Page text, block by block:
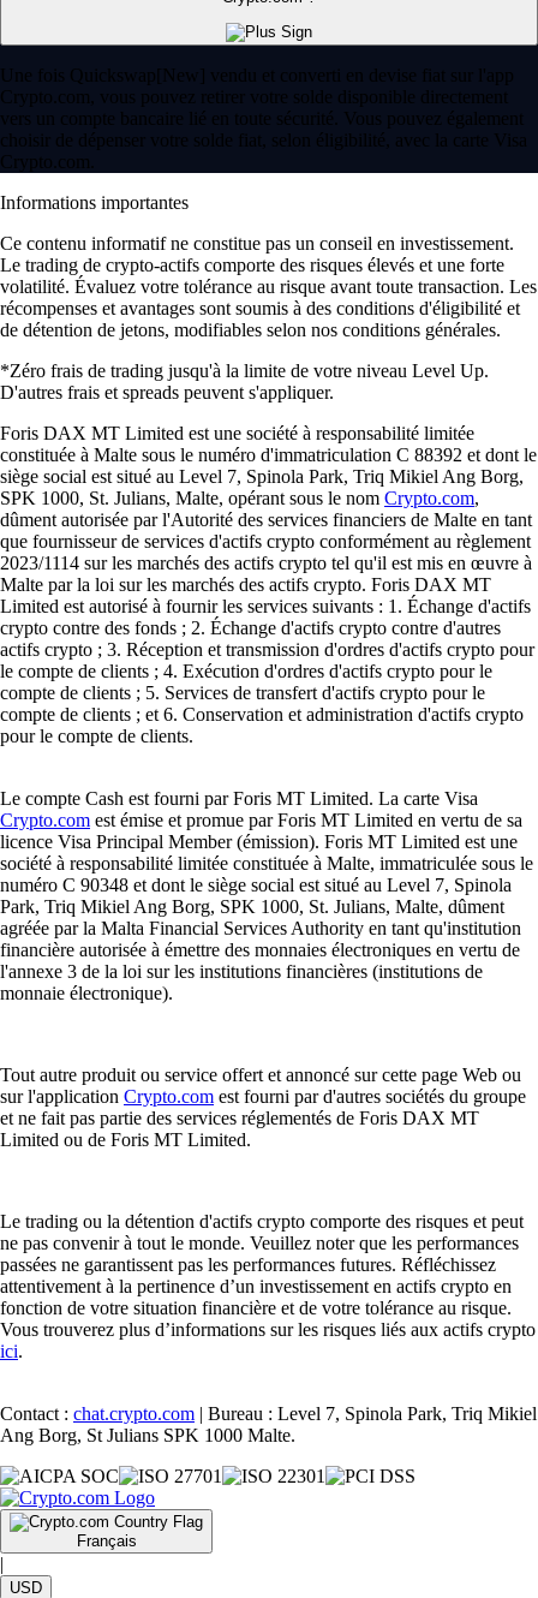
Une fois Quickswap[New] vendu et converti en devise fiat sur l'app
Crypto.com, vous pouvez retirer votre solde disponible directement
vers un compte bancaire lié en toute sécurité. Vous pouvez également
choisir de dépenser votre solde fiat, selon éligibilité, avec la carte Visa
Crypto.com.
Informations importantes
Ce contenu informatif ne constitue pas un conseil en investissement.
Le trading de crypto-actifs comporte des risques élevés et une forte
volatilité. Évaluez votre tolérance au risque avant toute transaction. Les
récompenses et avantages sont soumis à des conditions d'éligibilité et
de détention de jetons, modifiables selon nos conditions générales.
*Zéro frais de trading jusqu'à la limite de votre niveau Level Up.
D'autres frais et spreads peuvent s'appliquer.
Foris DAX MT Limited est une société à responsabilité limitée
constituée à Malte sous le numéro d'immatriculation C 88392 et dont le
siège social est situé au Level 7, Spinola Park, Triq Mikiel Ang Borg,
SPK 1000, St. Julians, Malte, opérant sous le nom Crypto.com,
dûment autorisée par l'Autorité des services financiers de Malte en tant
que fournisseur de services d'actifs crypto conformément au règlement
2023/1114 sur les marchés des actifs crypto tel qu'il est mis en œuvre à
Malte par la loi sur les marchés des actifs crypto. Foris DAX MT
Limited est autorisé à fournir les services suivants : 1. Échange d'actifs
crypto contre des fonds ; 2. Échange d'actifs crypto contre d'autres
actifs crypto ; 3. Réception et transmission d'ordres d'actifs crypto pour
le compte de clients ; 4. Exécution d'ordres d'actifs crypto pour le
compte de clients ; 5. Services de transfert d'actifs crypto pour le
compte de clients ; et 6. Conservation et administration d'actifs crypto
pour le compte de clients.
Le compte Cash est fourni par Foris MT Limited. La carte Visa
Crypto.com est émise et promue par Foris MT Limited en vertu de sa
licence Visa Principal Member (émission). Foris MT Limited est une
société à responsabilité limitée constituée à Malte, immatriculée sous le
numéro C 90348 et dont le siège social est situé au Level 7, Spinola
Park, Triq Mikiel Ang Borg, SPK 1000, St. Julians, Malte, dûment
agréée par la Malta Financial Services Authority en tant qu'institution
financière autorisée à émettre des monnaies électroniques en vertu de
l'annexe 3 de la loi sur les institutions financières (institutions de
monnaie électronique).
Tout autre produit ou service offert et annoncé sur cette page Web ou
sur l'application Crypto.com est fourni par d'autres sociétés du groupe
et ne fait pas partie des services réglementés de Foris DAX MT
Limited ou de Foris MT Limited.
Le trading ou la détention d'actifs crypto comporte des risques et peut
ne pas convenir à tout le monde. Veuillez noter que les performances
passées ne garantissent pas les performances futures. Réfléchissez
attentivement à la pertinence d’un investissement en actifs crypto en
fonction de votre situation financière et de votre tolérance au risque.
Vous trouverez plus d’informations sur les risques liés aux actifs crypto
ici.
Contact : chat.crypto.com | Bureau : Level 7, Spinola Park, Triq Mikiel
Ang Borg, St Julians SPK 1000 Malte.
Français
|
USD